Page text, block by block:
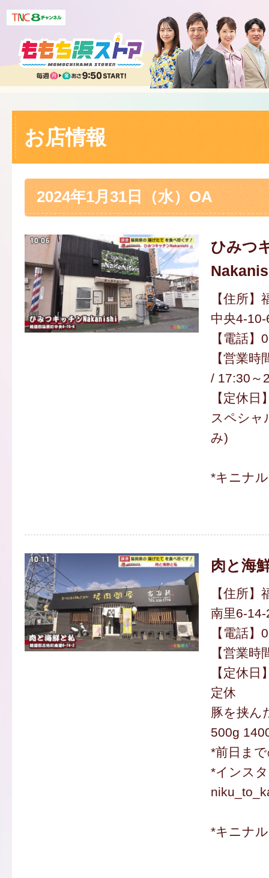
お店情報
2024年1月31日（水）OA
ひみつ
【住所
中央4-10-
【電話
【営業
/ 17:30～
【定休日
スペシャ
み)
*キニナ
肉と海
【住所
南里6-14-
【電話
【営業
【定休
定休
豚を挟ん
500g
*前日ま
*インス
*キニナ